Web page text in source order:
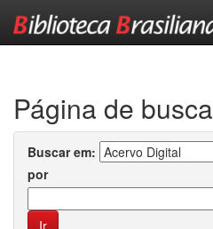
Página de busca
Buscar em:
por